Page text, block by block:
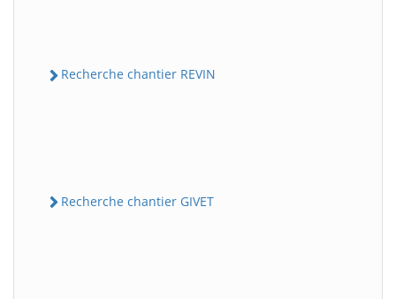
Recherche chantier REVIN
Recherche chantier GIVET